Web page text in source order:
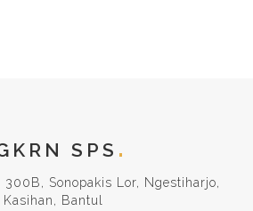
SPS
300B, Sonopakis Lor, Ngestiharjo,
Kasihan, Bantul